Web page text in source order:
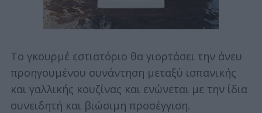
Το γκουρμέ εστιατόριο θα γιορτάσει την άνευ
προηγουμένου συνάντηση μεταξύ ισπανικής
και γαλλικής κουζίνας και ενώνεται με την ίδια
συνειδητή και βιώσιμη προσέγγιση.